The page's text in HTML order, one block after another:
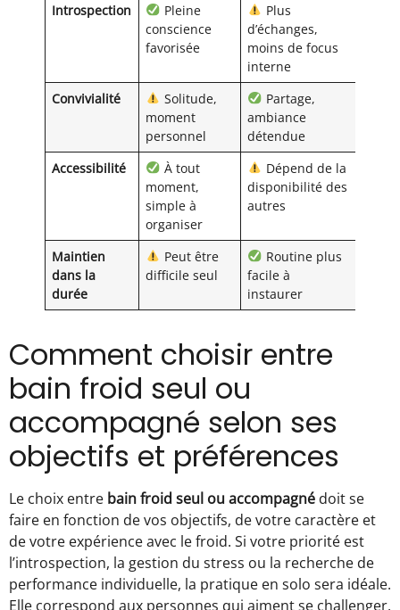
Introspection
Pleine
conscience
favorisée
Plus
d’échanges,
moins de focus
interne
Convivialité
Solitude,
moment
personnel
Partage,
ambiance
détendue
Accessibilité
À tout
moment,
simple à
organiser
Dépend de la
disponibilité des
autres
Maintien
dans la
durée
Peut être
difficile seul
Routine plus
facile à
instaurer
Comment choisir entre
bain froid seul ou
accompagné selon ses
objectifs et préférences
Le choix entre bain froid seul ou accompagné doit se
faire en fonction de vos objectifs, de votre caractère et
de votre expérience avec le froid. Si votre priorité est
l’introspection, la gestion du stress ou la recherche de
performance individuelle, la pratique en solo sera idéale.
Elle correspond aux personnes qui aiment se challenger,